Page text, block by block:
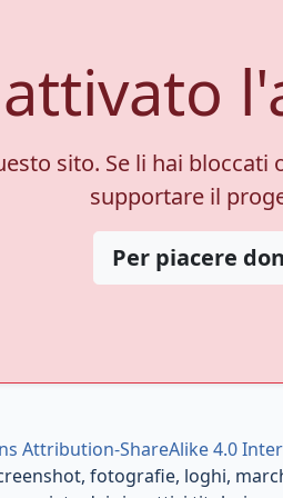
sito. Se li hai
supportare il
Per piacere
Attribution-ShareAlike 4.0
fotografie, loghi,